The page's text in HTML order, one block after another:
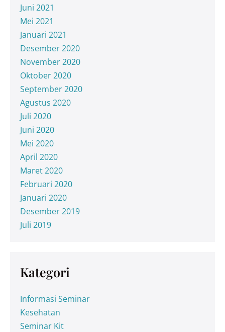
Juni 2021
Mei 2021
Januari 2021
Desember 2020
November 2020
Oktober 2020
September 2020
Agustus 2020
Juli 2020
Juni 2020
Mei 2020
April 2020
Maret 2020
Februari 2020
Januari 2020
Desember 2019
Juli 2019
Kategori
Informasi Seminar
Kesehatan
Seminar Kit